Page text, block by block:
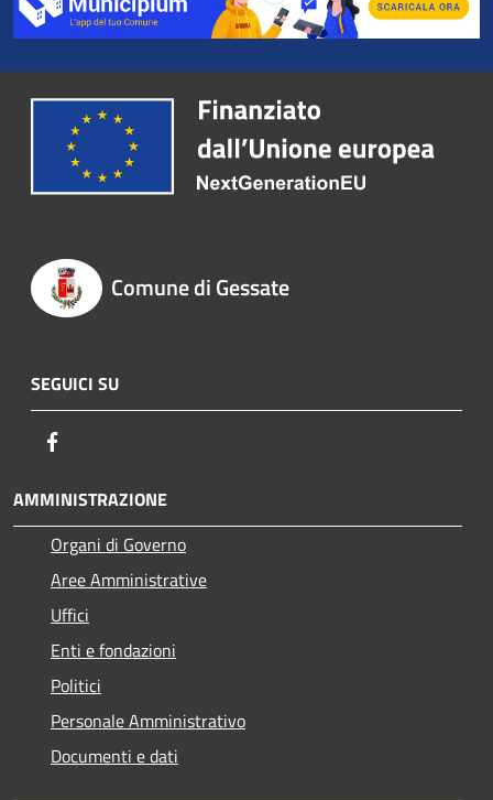
Comune di Gessate
SEGUICI SU
AMMINISTRAZIONE
Organi di Governo
Aree Amministrative
Uffici
Enti e fondazioni
Politici
Personale Amministrativo
Documenti e dati